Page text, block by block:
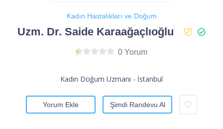
Kadın Hastalıkları ve Doğum
Uzm. Dr. Saide Karaağaçlıoğlu
0 Yorum
Kadın Doğum Uzmanı - İstanbul
Yorum Ekle Şimdi Randevu Al